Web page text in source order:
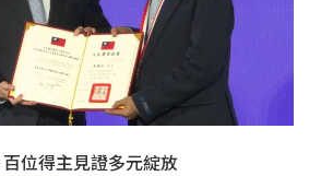
位得主見證多元綻放